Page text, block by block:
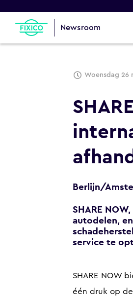
Newsroom
Woensdag 26
Berlijn/
SHARE
autodelen,
service te
SHARE NOW
één druk op